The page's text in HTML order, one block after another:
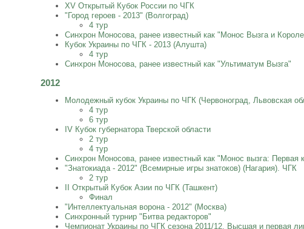
XV Открытый Кубок России по ЧГК
"Город героев - 2013" (Волгоград)
4 тур
Синхрон Моносова, ранее известный как "Монос Вызга и
Кубок Украины по ЧГК - 2013 (Алушта)
4 тур
Синхрон Моносова, ранее известный как "Ультиматум Вызга"
2012
Молодежный кубок Украины по ЧГК (Червоноград, Львовская
4 тур
6 тур
IV Кубок губернатора Тверской области
2 тур
4 тур
Синхрон Моносова, ранее известный как "Монос вызга: Первая
"Знатокиада - 2012" (Всемирные игры знатоков) (Нагария). ЧГК
2 тур
II Открытый Кубок Азии по ЧГК (Ташкент)
Финал
"Интеллектуальная ворона - 2012" (Москва)
Синхронный турнир "Битва редакторов"
Чемпионат Украины по ЧГК сезона 2011/12. Высшая и первая